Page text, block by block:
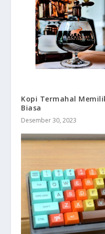
Kopi Termahal
Biasa
Desember 30, 2023